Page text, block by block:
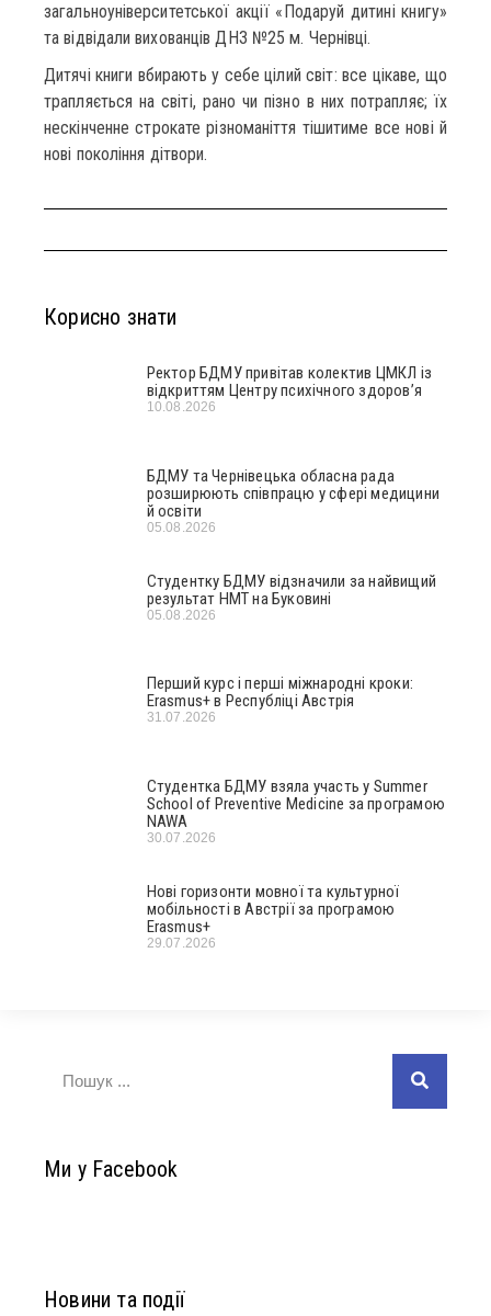
загальноуніверситетської акції «Подаруй дитині книгу»
та відвідали вихованців ДНЗ №25 м. Чернівці.
Дитячі книги вбирають у себе цілий світ: все цікаве, що
трапляється на світі, рано чи пізно в них потрапляє; їх
нескінченне строкате різноманіття тішитиме все нові й
нові покоління дітвори.
Корисно знати
Ректор БДМУ привітав колектив ЦМКЛ із
відкриттям Центру психічного здоров’я
10.08.2026
БДМУ та Чернівецька обласна рада
розширюють співпрацю у сфері медицини
й освіти
05.08.2026
Студентку БДМУ відзначили за найвищий
результат НМТ на Буковині
05.08.2026
Перший курс і перші міжнародні кроки:
Erasmus+ в Республіці Австрія
31.07.2026
Студентка БДМУ взяла участь у Summer
School of Preventive Medicine за програмою
NAWA
30.07.2026
Нові горизонти мовної та культурної
мобільності в Австрії за програмою
Erasmus+
29.07.2026
Ми у Facebook
Новини та події